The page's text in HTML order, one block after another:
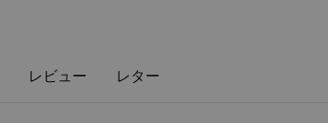
レビュー レター